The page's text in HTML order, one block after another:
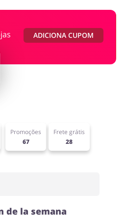
ADICIONA CUPOM
Megastore
Promoções
67
Frete grátis
28
de la semana